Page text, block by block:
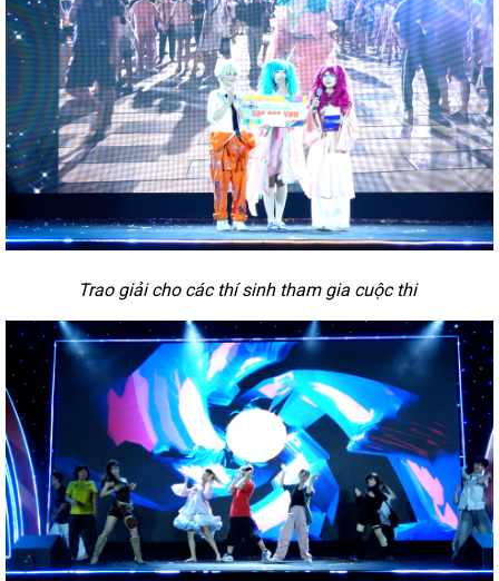
Trao giải cho các thí sinh tham gia cuộc thi